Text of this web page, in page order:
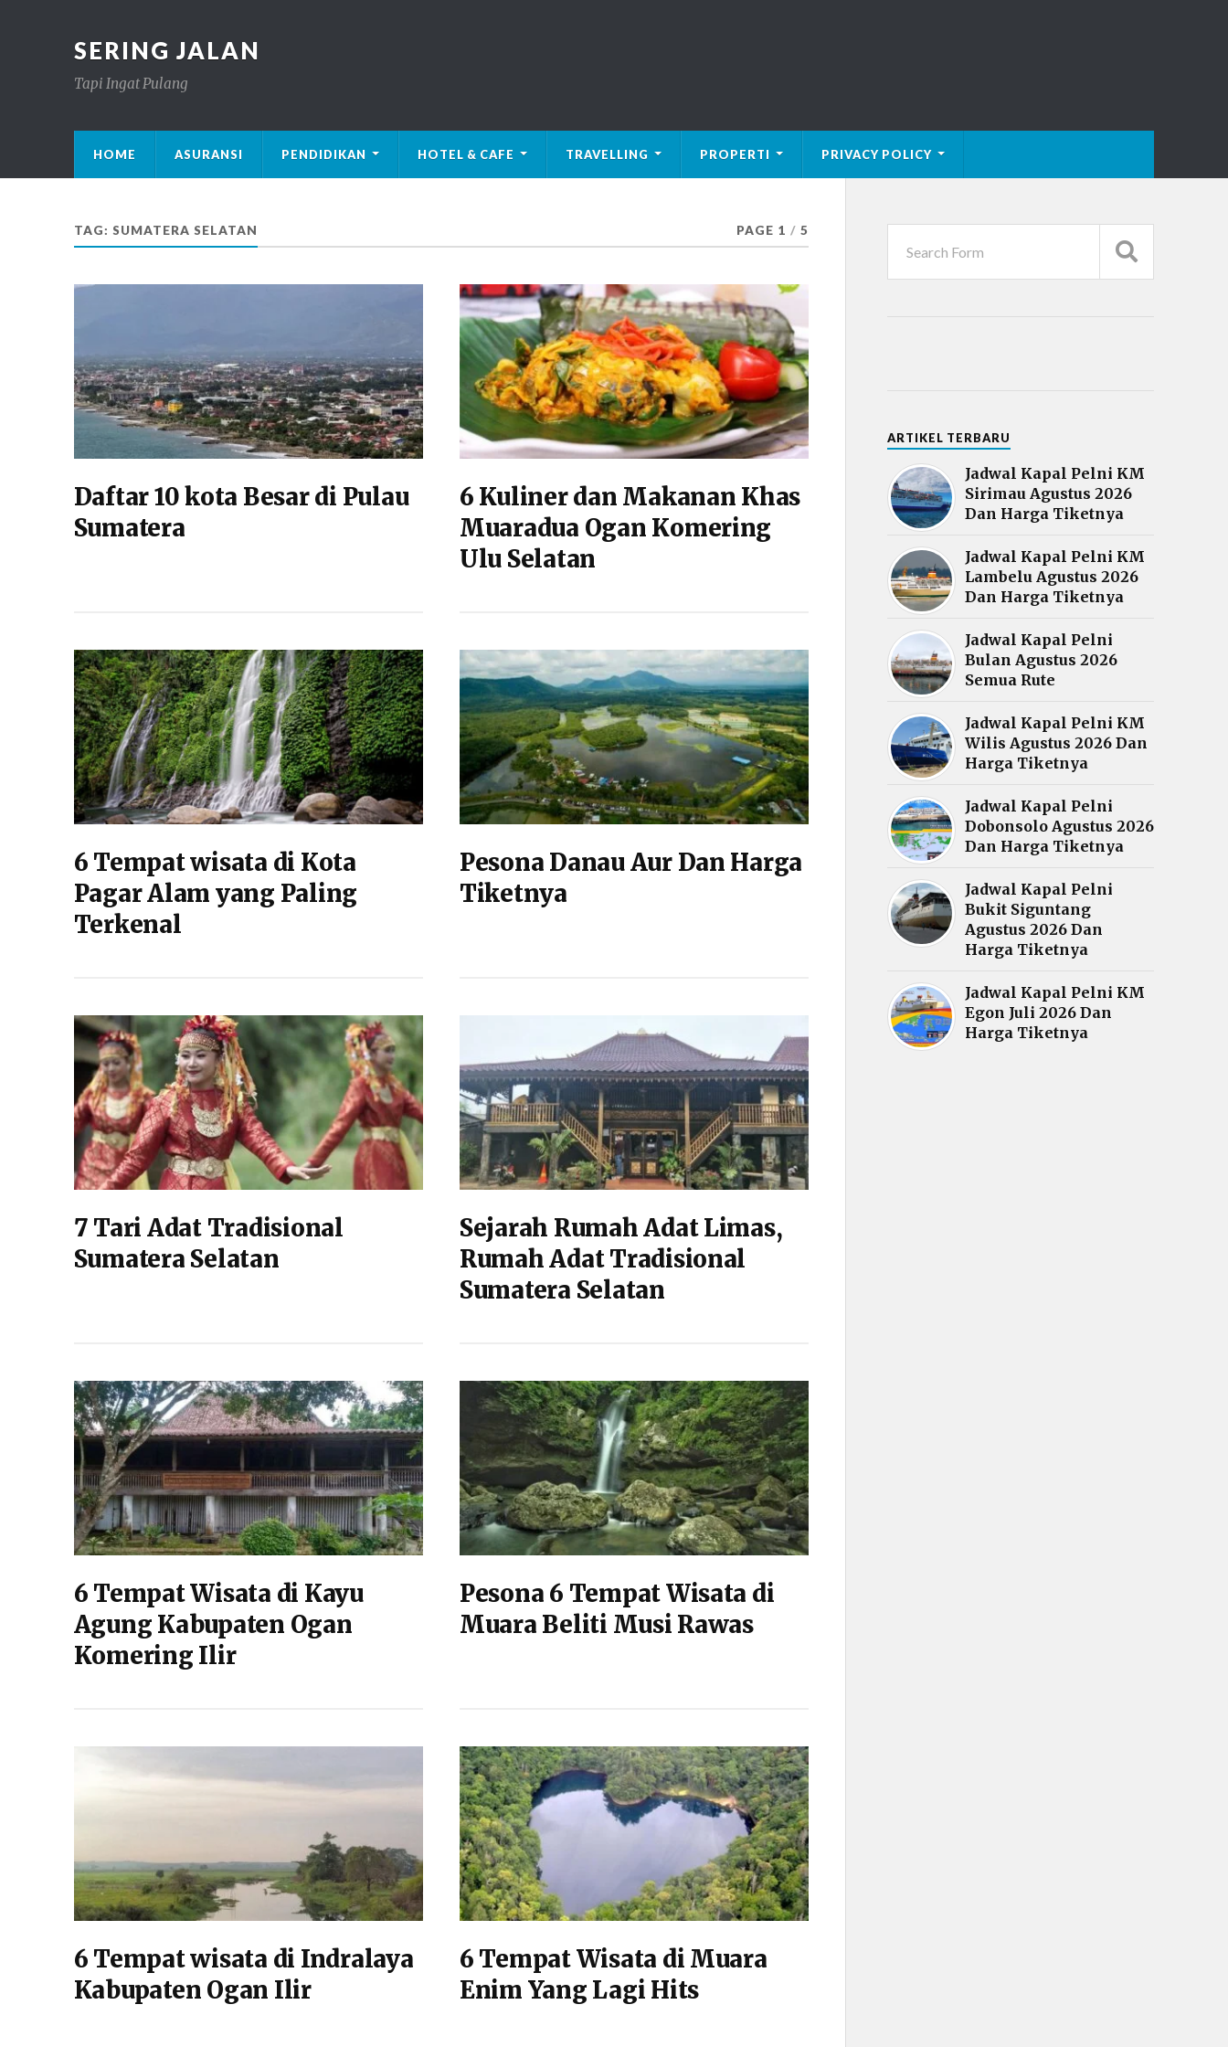
SERING JALAN
Tapi Ingat Pulang
HOME ASURANSI PENDIDIKAN HOTEL & CAFE TRAVELLING PROPERTI PRIVACY POLICY
TAG: SUMATERA SELATAN PAGE 1 / 5
Daftar 10 kota Besar di Pulau
Sumatera
6 Kuliner dan Makanan Khas
Muaradua Ogan Komering
Ulu Selatan
6 Tempat wisata di Kota
Pagar Alam yang Paling
Terkenal
Pesona Danau Aur Dan Harga
Tiketnya
7 Tari Adat Tradisional
Sumatera Selatan
Sejarah Rumah Adat Limas,
Rumah Adat Tradisional
Sumatera Selatan
6 Tempat Wisata di Kayu
Agung Kabupaten Ogan
Komering Ilir
Pesona 6 Tempat Wisata di
Muara Beliti Musi Rawas
6 Tempat wisata di Indralaya
Kabupaten Ogan Ilir
6 Tempat Wisata di Muara
Enim Yang Lagi Hits
ARTIKEL TERBARU
Jadwal Kapal Pelni KM
Sirimau Agustus 2026
Dan Harga Tiketnya
Jadwal Kapal Pelni KM
Lambelu Agustus 2026
Dan Harga Tiketnya
Jadwal Kapal Pelni
Bulan Agustus 2026
Semua Rute
Jadwal Kapal Pelni KM
Wilis Agustus 2026 Dan
Harga Tiketnya
Jadwal Kapal Pelni
Dobonsolo Agustus 2026
Dan Harga Tiketnya
Jadwal Kapal Pelni
Bukit Siguntang
Agustus 2026 Dan
Harga Tiketnya
Jadwal Kapal Pelni KM
Egon Juli 2026 Dan
Harga Tiketnya